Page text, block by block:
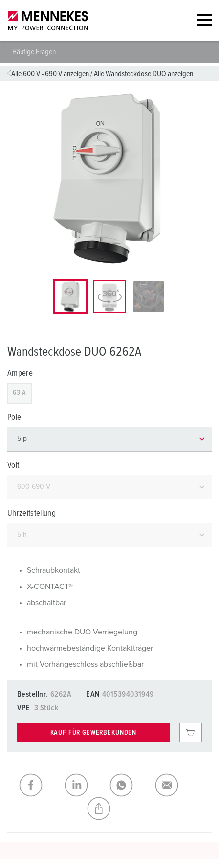
Häufige Fragen
Alle 600 V - 690 V anzeigen/Alle Wandsteckdose DUO anzeigen
Wandsteckdose DUO 6262A
Ampere
63 A
Pole
Volt
Uhrzeitstellung
Schraubkontakt
X-CONTACT®
abschaltbar
mechanische DUO-Verriegelung
hochwärmebeständige Kontaktträger
mit Vorhängeschloss abschließbar
Bestellnr. 6262A EAN 4015394031949
VPE
3 Stück
KAUF FÜR GEWERBEKUNDEN